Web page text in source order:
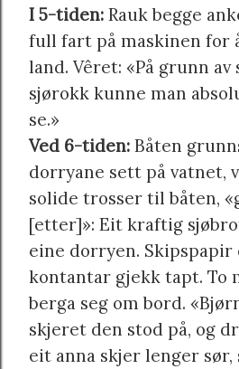
I 5-tiden: Rauk begge
full fart på maskinen for
land. Vêret: «På grunn av
sjørokk kunne man
se.»
Ved 6-tiden: Båten
dorryane sett på vatnet,
solide trosser til båten,
[etter]»: Eit kraftig
eine dorryen. Skipspapir
kontantar gjekk tapt. To
berga seg om bord.
skjeret den stod på, og
eit anna skjer lenger sør,